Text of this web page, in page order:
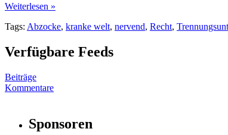
Weiterlesen »
Tags: Abzocke, kranke welt, nervend, Recht,
Verfügbare Feeds
Beiträge
Kommentare
Sponsoren